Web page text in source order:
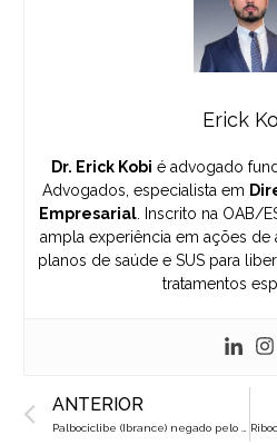
Erick
Dr. Erick Kobi é advogado
Advogados, especialista em
Empresarial . Inscrito na OAB/
ampla experiência em ações
planos de saúde e SUS para
tratamentos
Prev
ANTERIOR
Palbociclibe (Ibrance) negado pelo plano de saúde? Saiba como reverter na Justiça